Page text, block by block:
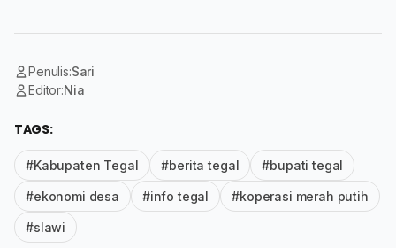
Penulis:Sari
Editor:Nia
TAGS:
#Kabupaten Tegal #berita tegal #bupati tegal
#ekonomi desa #info tegal #koperasi merah putih
#slawi